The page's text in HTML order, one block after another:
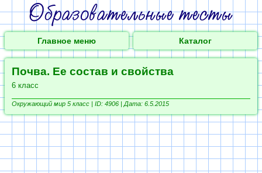
Главное меню Каталог
Почва. Ее состав и свойства
6 класс
Окружающий мир 5 класс | ID: 4906 | Дата: 6.5.2015